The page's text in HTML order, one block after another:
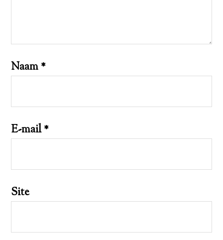
Naam*
E-mail*
Site